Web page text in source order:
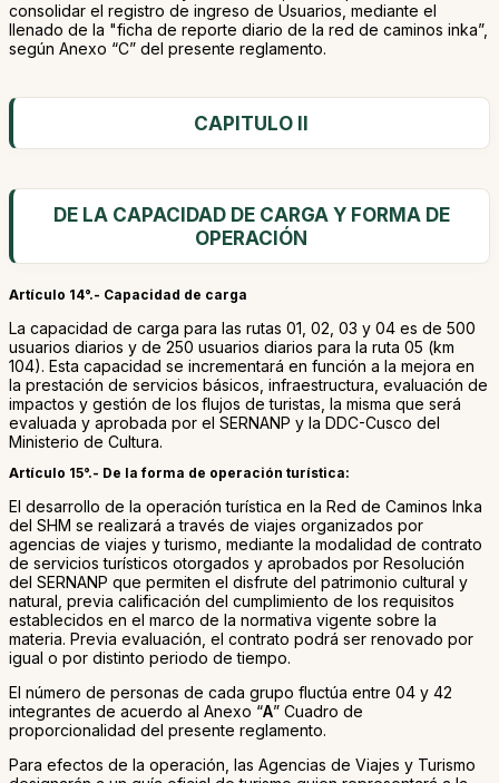
consolidar el registro de ingreso de Usuarios, mediante el
llenado de la "ficha de reporte diario de la red de caminos inka”,
según Anexo “C” del presente reglamento.
CAPITULO II
DE LA CAPACIDAD DE CARGA Y FORMA DE
OPERACIÓN
Artículo 14°.- Capacidad de carga
La capacidad de carga para las rutas 01, 02, 03 y 04 es de 500
usuarios diarios y de 250 usuarios diarios para la ruta 05 (km
104). Esta capacidad se incrementará en función a la mejora en
la prestación de servicios básicos, infraestructura, evaluación de
impactos y gestión de los flujos de turistas, la misma que será
evaluada y aprobada por el SERNANP y la DDC-Cusco del
Ministerio de Cultura.
Artículo 15°.- De la forma de operación turística:
El desarrollo de la operación turística en la Red de Caminos Inka
del SHM se realizará a través de viajes organizados por
agencias de viajes y turismo, mediante la modalidad de contrato
de servicios turísticos otorgados y aprobados por Resolución
del SERNANP que permiten el disfrute del patrimonio cultural y
natural, previa calificación del cumplimiento de los requisitos
establecidos en el marco de la normativa vigente sobre la
materia. Previa evaluación, el contrato podrá ser renovado por
igual o por distinto periodo de tiempo.
El número de personas de cada grupo fluctúa entre 04 y 42
integrantes de acuerdo al Anexo “A” Cuadro de
proporcionalidad del presente reglamento.
Para efectos de la operación, las Agencias de Viajes y Turismo